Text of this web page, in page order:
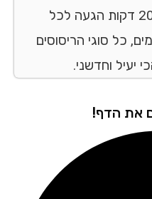
עם אלפי לקוחות מרוצים, עד 20 דקות הגעה לכל
כל סוגי הריסוסים
יעיל וחדשני.
את הדף!